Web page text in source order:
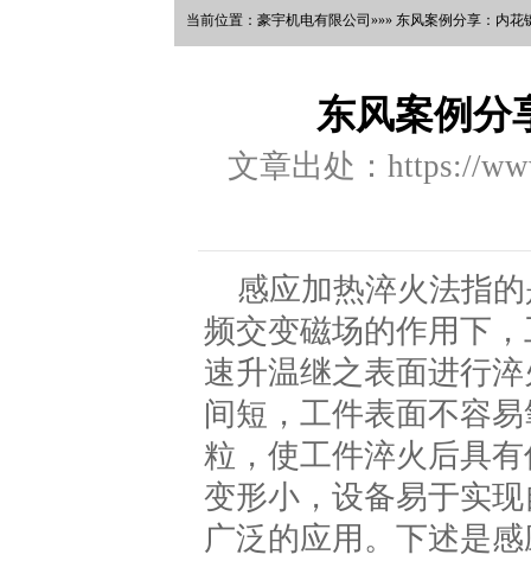
当前位置：豪宇机电有限公司»»» 东风案例分享：内花
东风案例分
文章出处：https://
感应加热淬火法指
频交变磁场的作用下
速升温继之表面进行
间短，工件表面不容
粒，使工件淬火后具
变形小，设备易于实
广泛的应用。下述是